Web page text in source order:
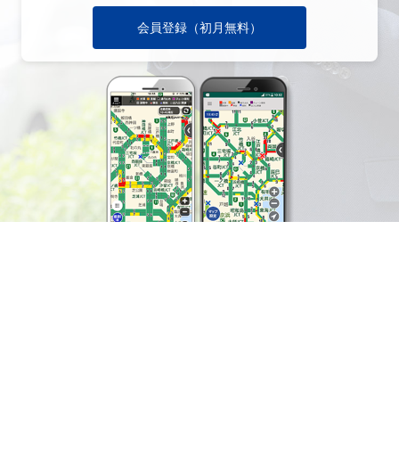
会員登録（初月無料）